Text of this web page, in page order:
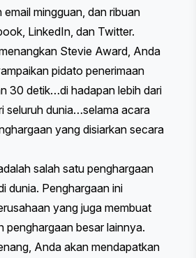
mingguan, dan ribuan
LinkedIn, dan Twitter.
Stevie Award, Anda
pidato penerimaan
30 detik…di hadapan lebih dari
seluruh dunia…selama acara
yang disiarkan secara
salah satu penghargaan
dunia. Penghargaan ini
yang juga membuat
penghargaan besar lainnya.
Anda akan mendapatkan